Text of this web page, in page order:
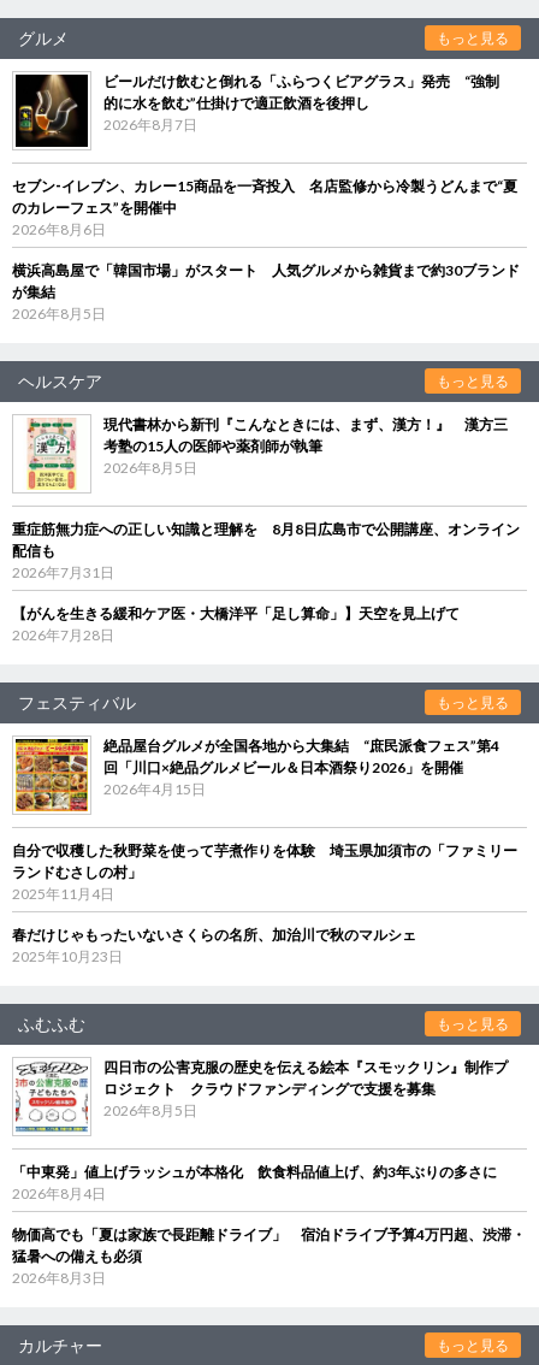
グルメ もっと見る
ビールだけ飲むと倒れる「ふらつくビアグラス」発売 “強制
的に水を飲む”仕掛けで適正飲酒を後押し
2026年8月7日
セブン‐イレブン、カレー15商品を一斉投入 名店監修から冷製うどんまで“夏
のカレーフェス”を開催中
2026年8月6日
横浜高島屋で「韓国市場」がスタート 人気グルメから雑貨まで約30ブランド
が集結
2026年8月5日
ヘルスケア もっと見る
現代書林から新刊『こんなときには、まず、漢方！』 漢方三
考塾の15人の医師や薬剤師が執筆
2026年8月5日
重症筋無力症への正しい知識と理解を 8月8日広島市で公開講座、オンライン
配信も
2026年7月31日
【がんを生きる緩和ケア医・大橋洋平「足し算命」】天空を見上げて
2026年7月28日
フェスティバル もっと見る
絶品屋台グルメが全国各地から大集結 “庶民派食フェス”第4
回「川口×絶品グルメビール＆日本酒祭り2026」を開催
2026年4月15日
自分で収穫した秋野菜を使って芋煮作りを体験 埼玉県加須市の「ファミリー
ランドむさしの村」
2025年11月4日
春だけじゃもったいないさくらの名所、加治川で秋のマルシェ
2025年10月23日
ふむふむ もっと見る
四日市の公害克服の歴史を伝える絵本『スモックリン』制作プ
ロジェクト クラウドファンディングで支援を募集
2026年8月5日
「中東発」値上げラッシュが本格化 飲食料品値上げ、約3年ぶりの多さに
2026年8月4日
物価高でも「夏は家族で長距離ドライブ」 宿泊ドライブ予算4万円超、渋滞・
猛暑への備えも必須
2026年8月3日
カルチャー もっと見る